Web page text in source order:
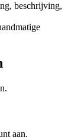
beschrijving,
aan.